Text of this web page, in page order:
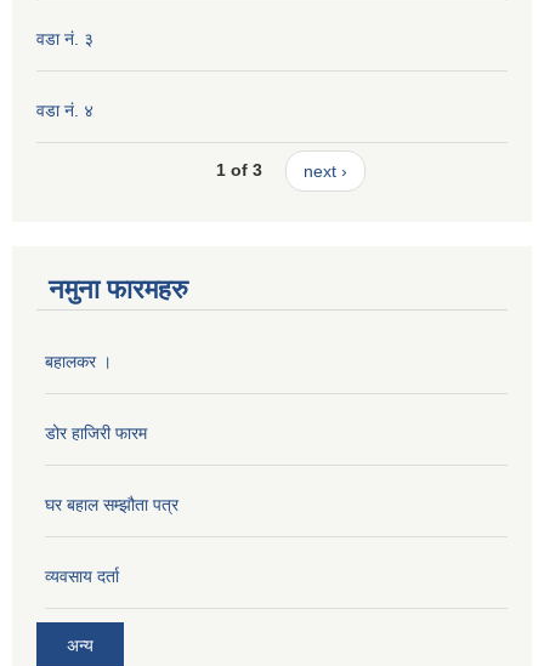
वडा नं. ३
वडा नं. ४
1 of 3 next ›
नमुना फारमहरु
बहालकर ।
डोर हाजिरी फारम
घर बहाल सम्झौता पत्र
व्यवसाय दर्ता
अन्य